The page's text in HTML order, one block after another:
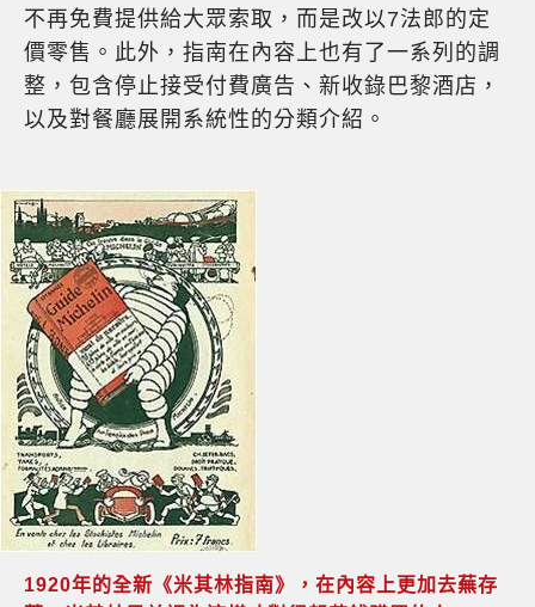
不再免費提供給大眾索取，而是改以7法郎的定
價零售。此外，指南在內容上也有了一系列的調
整，包含停止接受付費廣告、新收錄巴黎酒店，
以及對餐廳展開系統性的分類介紹。
1920年的全新《米其林指南》，在內容上更加去蕪存